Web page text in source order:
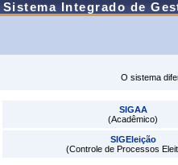
Sistema Integrado de
O sistema
SIGAA
(Acadêmico)
SIGEleição
(Controle de Processos